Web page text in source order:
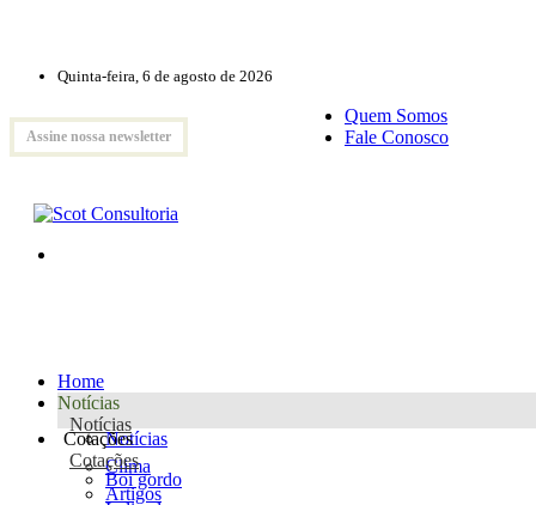
Quinta-feira, 6 de agosto de 2026
Assine nossa newsletter
Quem Somos
Fale Conosco
Home
Notícias
Notícias
Notícias
Clima
Artigos
Cotações
Cotações
Boi gordo